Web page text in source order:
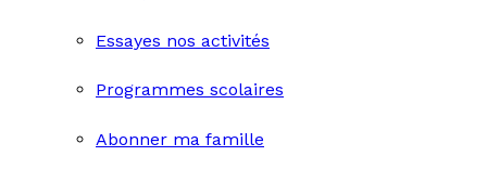
Essayes nos activités
Programmes scolaires
Abonner ma famille